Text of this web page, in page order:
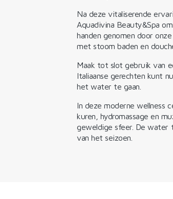
Na deze vitaliserende
Aquadivina Beauty&Spa
handen genomen door
met stoom baden en
Maak tot slot gebruik van
Italiaanse gerechten kunt
het water te gaan.
In deze moderne wellness
kuren, hydromassage en
geweldige sfeer. De water
van het seizoen.